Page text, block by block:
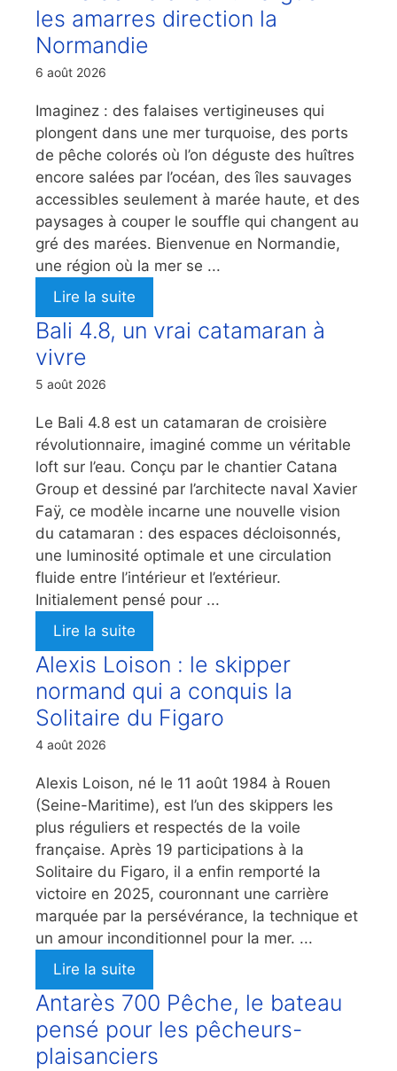
les amarres direction la
Normandie
6 août 2026
Imaginez : des falaises vertigineuses qui
plongent dans une mer turquoise, des ports
de pêche colorés où l’on déguste des huîtres
encore salées par l’océan, des îles sauvages
accessibles seulement à marée haute, et des
paysages à couper le souffle qui changent au
gré des marées. Bienvenue en Normandie,
une région où la mer se ...
Lire la suite
Bali 4.8, un vrai catamaran à
vivre
5 août 2026
Le Bali 4.8 est un catamaran de croisière
révolutionnaire, imaginé comme un véritable
loft sur l’eau. Conçu par le chantier Catana
Group et dessiné par l’architecte naval Xavier
Faÿ, ce modèle incarne une nouvelle vision
du catamaran : des espaces décloisonnés,
une luminosité optimale et une circulation
fluide entre l’intérieur et l’extérieur.
Initialement pensé pour ...
Lire la suite
Alexis Loison : le skipper
normand qui a conquis la
Solitaire du Figaro
4 août 2026
Alexis Loison, né le 11 août 1984 à Rouen
(Seine-Maritime), est l’un des skippers les
plus réguliers et respectés de la voile
française. Après 19 participations à la
Solitaire du Figaro, il a enfin remporté la
victoire en 2025, couronnant une carrière
marquée par la persévérance, la technique et
un amour inconditionnel pour la mer. ...
Lire la suite
Antarès 700 Pêche, le bateau
pensé pour les pêcheurs-
plaisanciers